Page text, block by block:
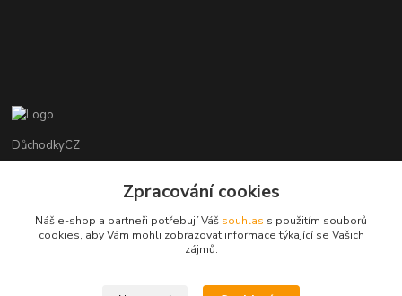
DůchodkyCZ
+420 412384749
objednavky@duchodky.cz
Zpracování cookies
Náš e-shop a partneři potřebují Váš souhlas s použitím souborů
cookies, aby Vám mohli zobrazovat informace týkající se Vašich
zájmů.